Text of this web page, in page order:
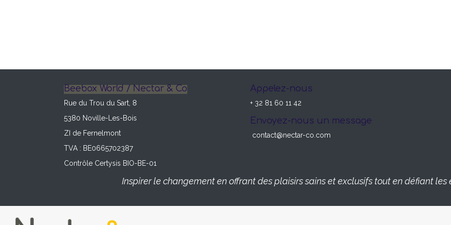
Appelez-nous
+ 32 81 60 11 42
Envoyez-nous un message
contact@nectar-co.com
Beebox World / Nectar & Co
Rue du Trou du Sart, 8
5380 Noville-Les-Bois
ZI de Fernelmont
TVA : BE0665702387
Contrôle Certysis BIO-BE-01
Inspirer le changement en offrant des plaisirs sains et exclusifs tout en défiant